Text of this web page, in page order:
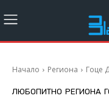
Начало Региона Гоце
ЛЮБОПИТНО РЕГИОНА